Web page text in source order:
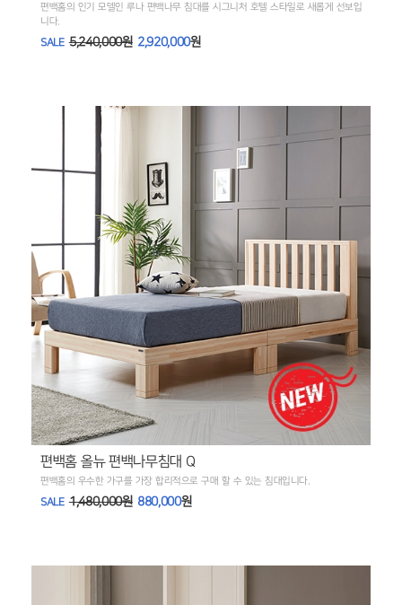
편백홈의 인기 모델인 루나 편백나무 침대를 시그니처 호텔 스타일로 새롭게 선보입
니다.
SALE 5,240,000원 2,920,000원
편백홈 올뉴 편백나무침대 Q
편백홈의 우수한 가구를 가장 합리적으로 구매 할 수 있는 침대입니다.
SALE 1,480,000원 880,000원